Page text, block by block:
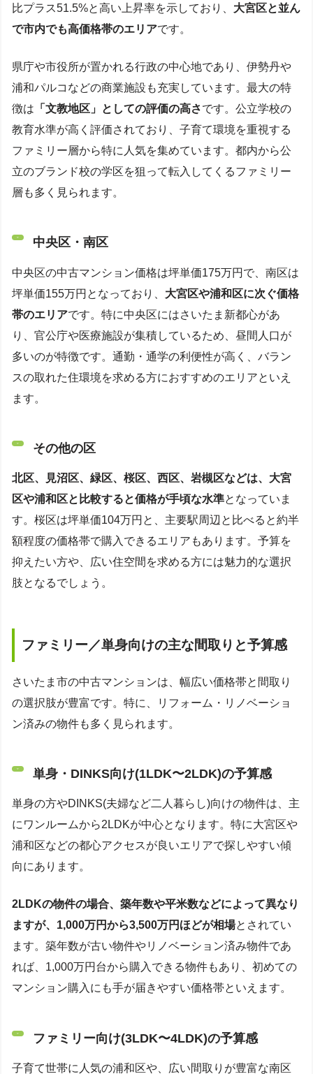
比プラス51.5%と高い上昇率を示しており、 大宮区と並ん
で市内でも高価格帯のエリアです。
県庁や市役所が置かれる行政の中心地であり、伊勢丹や
浦和パルコなどの商業施設も充実しています。最大の特
徴は 「文教地区」としての評価の高さです。公立学校の
教育水準が高く評価されており、子育て環境を重視する
ファミリー層から特に人気を集めています。都内から公
立のブランド校の学区を狙って転入してくるファミリー
層も多く見られます。
中央区・南区
中央区の中古マンション価格は坪単価175万円で、南区は
坪単価155万円となっており、 大宮区や浦和区に次ぐ価格
帯のエリアです。特に中央区にはさいたま新都心があ
り、官公庁や医療施設が集積しているため、昼間人口が
多いのが特徴です。通勤・通学の利便性が高く、バラン
スの取れた住環境を求める方におすすめのエリアといえ
ます。
その他の区
北区、見沼区、緑区、桜区、西区、岩槻区などは、大宮
区や浦和区と比較すると価格が手頃な水準となっていま
す。桜区は坪単価104万円と、主要駅周辺と比べると約半
額程度の価格帯で購入できるエリアもあります。予算を
抑えたい方や、広い住空間を求める方には魅力的な選択
肢となるでしょう。
ファミリー／単身向けの主な間取りと予算感
さいたま市の中古マンションは、幅広い価格帯と間取り
の選択肢が豊富です。特に、リフォーム・リノベーショ
ン済みの物件も多く見られます。
単身・DINKS向け(1LDK〜2LDK)の予算感
単身の方やDINKS(夫婦など二人暮らし)向けの物件は、主
にワンルームから2LDKが中心となります。特に大宮区や
浦和区などの都心アクセスが良いエリアで探しやすい傾
向にあります。
2LDKの物件の場合、築年数や平米数などによって異なり
ますが、1,000万円から3,500万円ほどが相場とされてい
ます。築年数が古い物件やリノベーション済み物件であ
れば、1,000万円台から購入できる物件もあり、初めての
マンション購入にも手が届きやすい価格帯といえます。
ファミリー向け(3LDK〜4LDK)の予算感
子育て世帯に人気の浦和区や、広い間取りが豊富な南区